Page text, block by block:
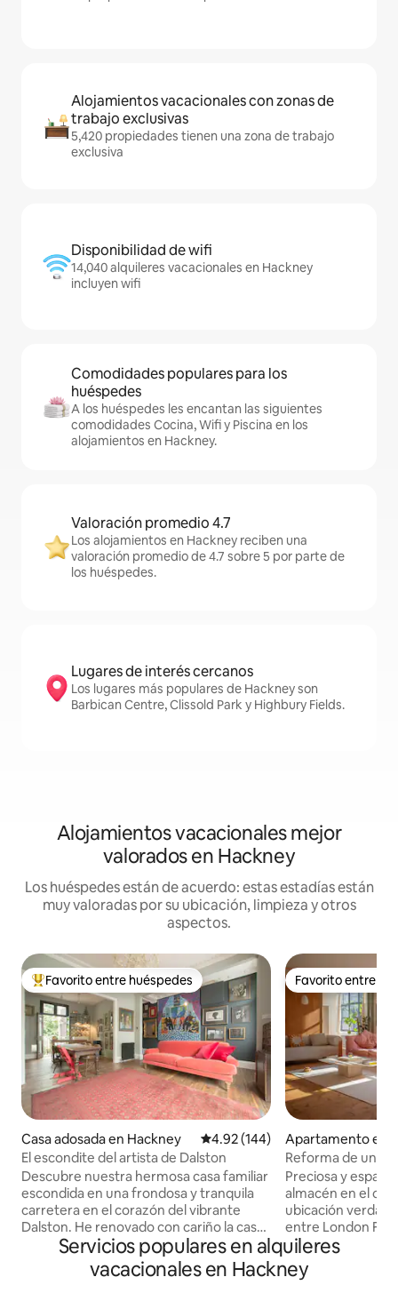
Alojamientos vacacionales con zonas de
trabajo exclusivas
5,420 propiedades tienen una zona de trabajo
exclusiva
Disponibilidad de wifi
14,040 alquileres vacacionales en Hackney
incluyen wifi
Comodidades populares para los
huéspedes
A los huéspedes les encantan las siguientes
comodidades Cocina, Wifi y Piscina en los
alojamientos en Hackney.
Valoración promedio 4.7
Los alojamientos en Hackney reciben una
valoración promedio de 4.7 sobre 5 por parte de
los huéspedes.
Lugares de interés cercanos
Los lugares más populares de Hackney son
Barbican Centre, Clissold Park y Highbury Fields.
Alojamientos vacacionales mejor
valorados en Hackney
Los huéspedes están de acuerdo: estas estadías están
muy valoradas por su ubicación, limpieza y otros
aspectos.
Favorito entre huéspedes preferido
Favorito entre huéspedes
Casa adosada en Hackney Calificación promedio: 4.92 de
4.92 (144)
El escondite del artista de Dalston
Descubre nuestra hermosa casa familiar
escondida en una frondosa y tranquila
carretera en el corazón del vibrante
Dalston. He renovado con cariño la casa
y el jardín para crear un ambiente
relajado y cómodo que combina las
características originales de la época con
Favorito entre
Favorito entre
Apartamento en
Reforma de un
Preciosa y
almacén en el
ubicación
entre London
Elegante
todo lo
:) ¡Un barrio magnífico y vibrante con
Servicios populares en alquileres
vacacionales en Hackney